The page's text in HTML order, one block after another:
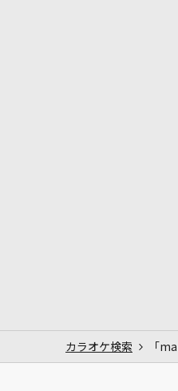
カラオケ検索 「